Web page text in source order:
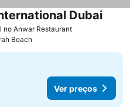
Anwar Restaurant
Dubai
Beach
Ver preços